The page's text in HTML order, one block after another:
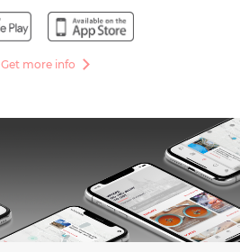
Get more info